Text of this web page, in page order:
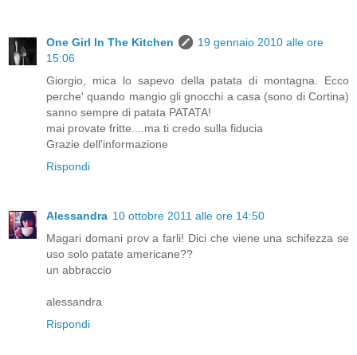
One Girl In The Kitchen
19 gennaio 2010 alle ore
15:06
Giorgio, mica lo sapevo della patata di montagna. Ecco
perche' quando mangio gli gnocchi a casa (sono di Cortina)
sanno sempre di patata PATATA!
mai provate fritte....ma ti credo sulla fiducia
Grazie dell'informazione
Rispondi
Alessandra 10 ottobre 2011 alle ore 14:50
Magari domani prov a farli! Dici che viene una schifezza se
uso solo patate americane??
un abbraccio
alessandra
Rispondi